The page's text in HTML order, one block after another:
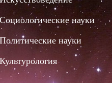
Социологические науки
науки
Культурология